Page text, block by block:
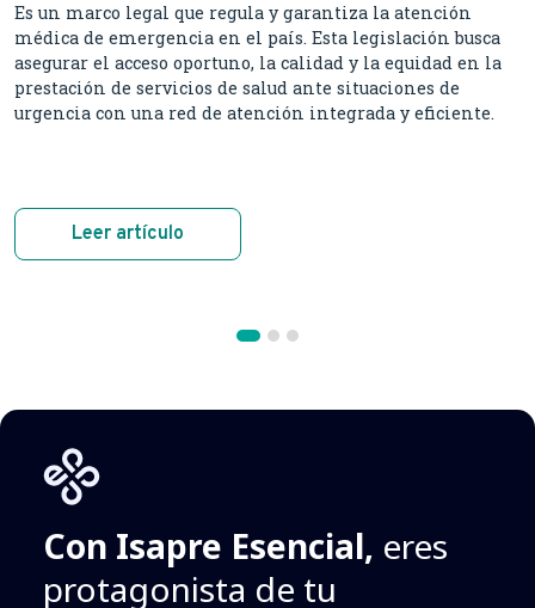
Es un marco legal que regula y garantiza la atención
médica de emergencia en el país. Esta legislación busca
asegurar el acceso oportuno, la calidad y la equidad en la
prestación de servicios de salud ante situaciones de
urgencia con una red de atención integrada y eficiente.
Leer artículo
Con Isapre Esencial, eres
protagonista de tu